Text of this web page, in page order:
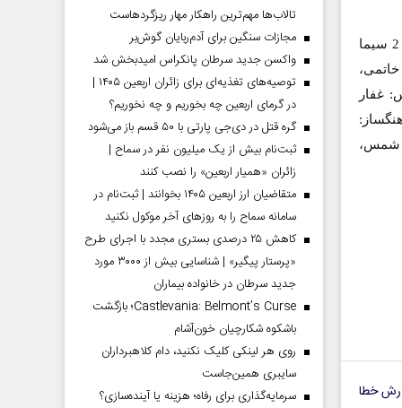
سریال قاب‌های خالی قرار است جای سریال مرگ تدریجی یک رویا را در شبکه 2 سیما
غفار
شمس،
خطا
تالاب‌ها مهم‌ترین راهکار مهار ریزگردهاست
مجازات سنگین برای آدم‌ربایان گوش‌بر
واکسن جدید سرطان پانکراس امیدبخش شد
توصیه‌های تغذیه‌ای برای زائران اربعین ۱۴۰۵ |
در گرمای اربعین چه بخوریم و چه نخوریم؟
گره قتل در دی‌جی پارتی با ۵۰ قسم باز می‌شود
ثبت‌نام بیش از یک میلیون نفر در سماح |
زائران «همیار اربعین» را نصب کنند
متقاضیان ارز اربعین ۱۴۰۵ بخوانند | ثبت‌نام در
سامانه سماح را به روز‌های آخر موکول نکنید
کاهش ۲۵ درصدی بستری مجدد با اجرای طرح
«پرستار پیگیر» | شناسایی بیش از ۳۰۰۰ مورد
جدید سرطان در خانواده بیماران
Castlevania: Belmont’s Curse؛ بازگشت
باشکوه شکارچیان خون‌آشام
روی هر لینکی کلیک نکنید، دام کلاهبرداران
سایبری همین‌جاست
سرمایه‌گذاری برای رفاه؛ هزینه یا آینده‌سازی؟